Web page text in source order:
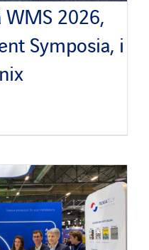
WMS 2026,
Symposia, i